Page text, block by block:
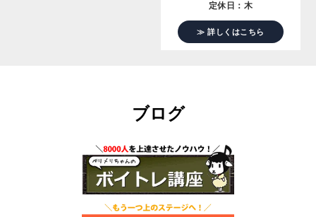
定休日：木
≫ 詳しくはこちら
ブログ